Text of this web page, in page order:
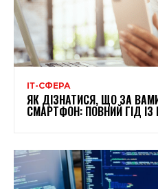
ІТ-СФЕРА
ЯК ДІЗНАТИСЯ, ЩО ЗА
СМАРТФОН: ПОВНИЙ ГІД ІЗ